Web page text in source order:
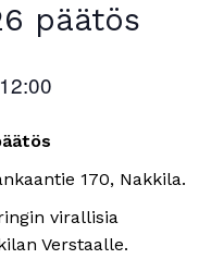
päätös
12:00
170, Nakkila.
virallisia
Verstaalle.